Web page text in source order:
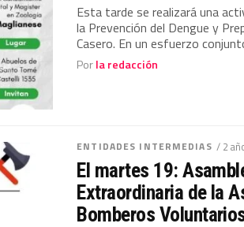
Esta tarde se realizará una
la Prevención del Dengue y
Casero. En un esfuerzo
Porla redacción
ENTIDADES INTERMEDIAS / 2
El martes 19:
Extraordinaria de la
Bomberos